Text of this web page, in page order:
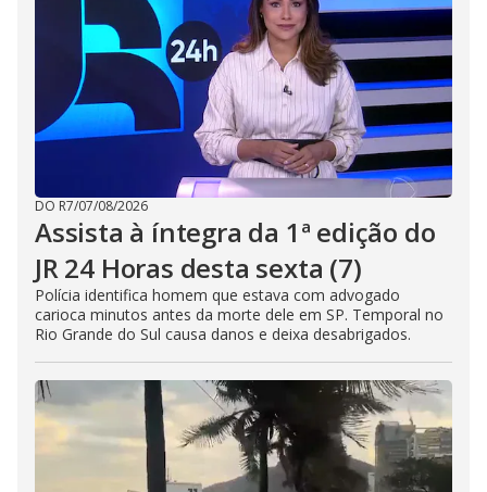
DO R7/07/08/2026
Assista à íntegra da 1ª edição do
JR 24 Horas desta sexta (7)
Polícia identifica homem que estava com advogado
carioca minutos antes da morte dele em SP. Temporal no
Rio Grande do Sul causa danos e deixa desabrigados.